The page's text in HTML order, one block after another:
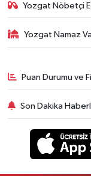
Yozgat Nöbetçi
Yozgat Namaz
Puan Durumu ve
Son Dakika